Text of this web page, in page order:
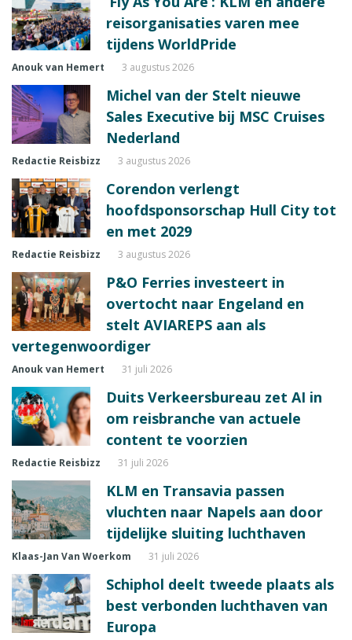
reisorganisaties varen mee
tijdens WorldPride
Anouk van Hemert 3 augustus 2026
Michel van der Stelt nieuwe
Sales Executive bij MSC Cruises
Nederland
Redactie Reisbizz 3 augustus 2026
Corendon verlengt
hoofdsponsorschap Hull City tot
en met 2029
Redactie Reisbizz 3 augustus 2026
P&O Ferries investeert in
overtocht naar Engeland en
stelt AVIAREPS aan als
vertegenwoordiger
Anouk van Hemert 31 juli 2026
Duits Verkeersbureau zet AI in
om reisbranche van actuele
content te voorzien
Redactie Reisbizz 31 juli 2026
KLM en Transavia passen
vluchten naar Napels aan door
tijdelijke sluiting luchthaven
Klaas-Jan Van Woerkom 31 juli 2026
Schiphol deelt tweede plaats als
best verbonden luchthaven van
Europa